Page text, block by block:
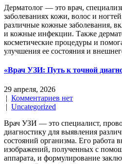
Дерматолог — это врач,
заболеваниях кожи, волос и
различные кожные заболевания,
и кожные инфекции. Также
косметические процедуры и
улучшения ее состояния и
«Врач УЗИ: Путь к точной
29 апреля, 2026
| Комментариев нет
| Uncategorized
Врач УЗИ — это специалист,
диагностику для выявления
состояний организма. Его работа
изображений, полученных с
аппарата, и формулирование